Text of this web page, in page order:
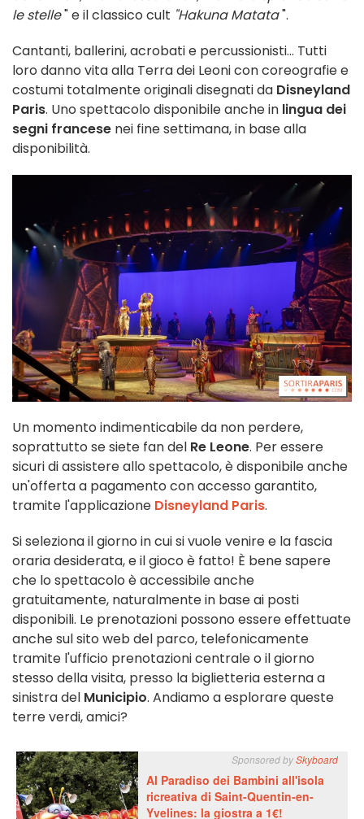
le stelle" e il classico cult "Hakuna Matata".
Cantanti, ballerini, acrobati e percussionisti... Tutti
loro danno vita alla Terra dei Leoni con coreografie e
costumi totalmente originali disegnati da Disneyland
Paris. Uno spettacolo disponibile anche in lingua dei
segni francese nei fine settimana, in base alla
disponibilità.
Un momento indimenticabile da non perdere,
soprattutto se siete fan del Re Leone. Per essere
sicuri di assistere allo spettacolo, è disponibile anche
un'offerta a pagamento con accesso garantito,
tramite l'applicazione Disneyland Paris.
Si seleziona il giorno in cui si vuole venire e la fascia
oraria desiderata, e il gioco è fatto! È bene sapere
che lo spettacolo è accessibile anche
gratuitamente, naturalmente in base ai posti
disponibili. Le prenotazioni possono essere effettuate
anche sul sito web del parco, telefonicamente
tramite l'ufficio prenotazioni centrale o il giorno
stesso della visita, presso la biglietteria esterna a
sinistra del Municipio. Andiamo a esplorare queste
terre verdi, amici?